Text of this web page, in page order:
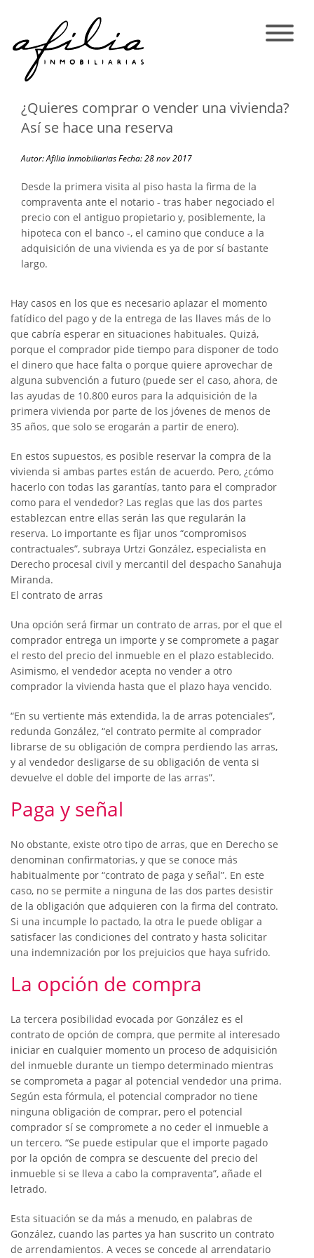
¿Quieres comprar o vender una vivienda?
Así se hace una reserva
Autor: Afilia InmobiliariasFecha: 28 nov 2017
Desde la primera visita al piso hasta la firma de la
compraventa ante el notario - tras haber negociado el
precio con el antiguo propietario y, posiblemente, la
hipoteca con el banco -, el camino que conduce a la
adquisición de una vivienda es ya de por sí bastante
largo.
Hay casos en los que es necesario aplazar el momento
fatídico del pago y de la entrega de las llaves más de lo
que cabría esperar en situaciones habituales. Quizá,
porque el comprador pide tiempo para disponer de todo
el dinero que hace falta o porque quiere aprovechar de
alguna subvención a futuro (puede ser el caso, ahora, de
las ayudas de 10.800 euros para la adquisición de la
primera vivienda por parte de los jóvenes de menos de
35 años, que solo se erogarán a partir de enero).
En estos supuestos, es posible reservar la compra de la
vivienda si ambas partes están de acuerdo. Pero, ¿cómo
hacerlo con todas las garantías, tanto para el comprador
como para el vendedor? Las reglas que las dos partes
establezcan entre ellas serán las que regularán la
reserva. Lo importante es fijar unos “compromisos
contractuales”, subraya Urtzi González, especialista en
Derecho procesal civil y mercantil del despacho Sanahuja
Miranda.
El contrato de arras
Una opción será firmar un contrato de arras, por el que el
comprador entrega un importe y se compromete a pagar
el resto del precio del inmueble en el plazo establecido.
Asimismo, el vendedor acepta no vender a otro
comprador la vivienda hasta que el plazo haya vencido.
“En su vertiente más extendida, la de arras potenciales”,
redunda González, “el contrato permite al comprador
librarse de su obligación de compra perdiendo las arras,
y al vendedor desligarse de su obligación de venta si
devuelve el doble del importe de las arras”.
Paga y señal
No obstante, existe otro tipo de arras, que en Derecho se
denominan confirmatorias, y que se conoce más
habitualmente por “contrato de paga y señal”. En este
caso, no se permite a ninguna de las dos partes desistir
de la obligación que adquieren con la firma del contrato.
Si una incumple lo pactado, la otra le puede obligar a
satisfacer las condiciones del contrato y hasta solicitar
una indemnización por los prejuicios que haya sufrido.
La opción de compra
La tercera posibilidad evocada por González es el
contrato de opción de compra, que permite al interesado
iniciar en cualquier momento un proceso de adquisición
del inmueble durante un tiempo determinado mientras
se comprometa a pagar al potencial vendedor una prima.
Según esta fórmula, el potencial comprador no tiene
ninguna obligación de comprar, pero el potencial
comprador sí se compromete a no ceder el inmueble a
un tercero. “Se puede estipular que el importe pagado
por la opción de compra se descuente del precio del
inmueble si se lleva a cabo la compraventa”, añade el
letrado.
Esta situación se da más a menudo, en palabras de
González, cuando las partes ya han suscrito un contrato
de arrendamientos. A veces se concede al arrendatario